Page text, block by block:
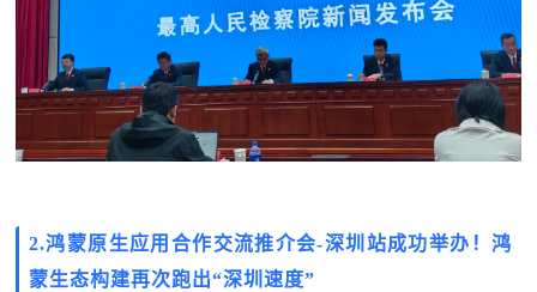
2.鸿蒙原生应用合作交流推介会-深圳站成功举办！鸿
蒙生态构建再次跑出“深圳速度”